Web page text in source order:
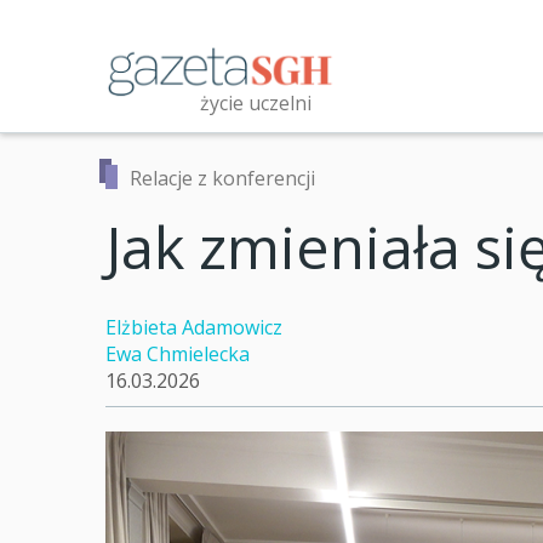
życie uczelni
Przeszukaj witrynę
Relacje z konferencji
Jak zmieniała
Elżbieta Adamowicz
Ewa Chmielecka
16.03.2026